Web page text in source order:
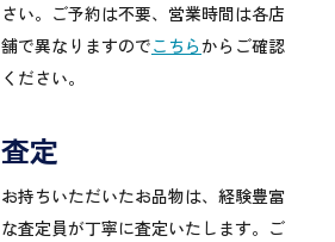
さい。ご予約は不要、営業時間は各店
舗で異なりますのでこちらからご確認
ください。
査定
お持ちいただいたお品物は、経験豊富
な査定員が丁寧に査定いたします。ご